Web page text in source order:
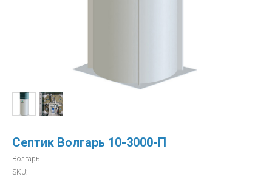
Септик Волгарь 10-3000-П
Волгарь
SKU: